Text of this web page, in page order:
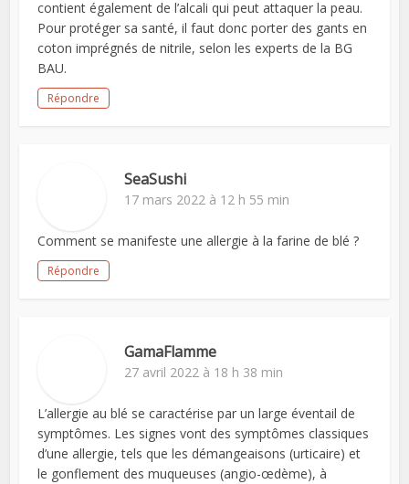
contient également de l’alcali qui peut attaquer la peau.
Pour protéger sa santé, il faut donc porter des gants en
coton imprégnés de nitrile, selon les experts de la BG
BAU.
Répondre
SeaSushi
17 mars 2022 à 12 h 55 min
Comment se manifeste une allergie à la farine de blé ?
Répondre
GamaFlamme
27 avril 2022 à 18 h 38 min
L’allergie au blé se caractérise par un large éventail de
symptômes. Les signes vont des symptômes classiques
d’une allergie, tels que les démangeaisons (urticaire) et
le gonflement des muqueuses (angio-œdème), à